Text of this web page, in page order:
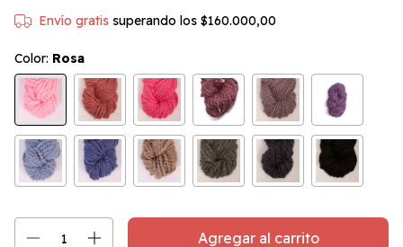
Envío gratis superando los $160.000,00
Color: Rosa